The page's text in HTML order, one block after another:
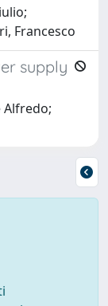
Francesco
supply
Alfredo;